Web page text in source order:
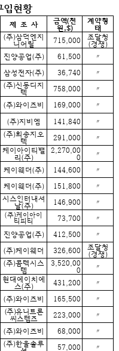
현황
제 조 사 금액(천
원,$)
계약형
태
(주)삼덕엔지
니어릴 715,000 조달청
(경쟁)
진양공업(주) 61,500
〃
삼성전자(주) 36,740
〃
(주)신동디지
텍 758,000
〃
(주)와이즈비 169,000
〃
(주)지비엠 141,840
〃
(주)희송지오
텍 291,000
〃
케이아이티밸
리(주)
2,270,00
0
〃
케이웨더(주) 144,600
〃
케이웨더(주) 151,800
〃
시스인터내셔
날(주) 146,900
〃
(주)케이아이
티피티 73,700
〃
진양공업(주) 412,500
〃
(주)케이웨더 326,600 조달청
(경쟁)
(주)콤텍시스
템
3,520,00
0
〃
현대에이치에
스(주) 431,200
〃
(주)와이즈비 165,500
〃
(주)유니트론
씨스템즈 223,000
〃
(주)와이즈비 68,000
〃
(주)한울솔루 57,000
〃